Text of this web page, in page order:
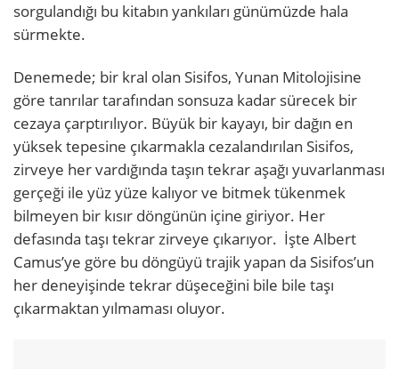
sorgulandığı bu kitabın yankıları günümüzde hala
sürmekte.
Denemede; bir kral olan Sisifos, Yunan Mitolojisine
göre tanrılar tarafından sonsuza kadar sürecek bir
cezaya çarptırılıyor. Büyük bir kayayı, bir dağın en
yüksek tepesine çıkarmakla cezalandırılan Sisifos,
zirveye her vardığında taşın tekrar aşağı yuvarlanması
gerçeği ile yüz yüze kalıyor ve bitmek tükenmek
bilmeyen bir kısır döngünün içine giriyor. Her
defasında taşı tekrar zirveye çıkarıyor. İşte Albert
Camus’ye göre bu döngüyü trajik yapan da Sisifos’un
her deneyişinde tekrar düşeceğini bile bile taşı
çıkarmaktan yılmaması oluyor.